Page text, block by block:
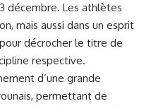
‍décembre. Les athlètes
mais aussi⁢ dans un esprit
décrocher le titre de⁢
respective.
d’une grande
permettant de